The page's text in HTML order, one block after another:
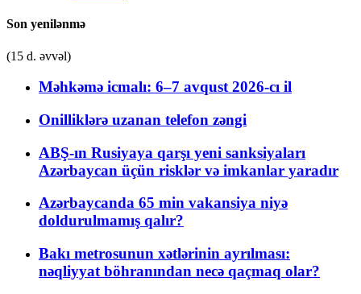
Son yenilənmə
(15 d. əvvəl)
Məhkəmə icmalı: 6–7 avqust 2026-cı il
Onilliklərə uzanan telefon zəngi
ABŞ-ın Rusiyaya qarşı yeni sanksiyaları
Azərbaycan üçün risklər və imkanlar yaradır
Azərbaycanda 65 min vakansiya niyə
doldurulmamış qalır?
Bakı metrosunun xətlərinin ayrılması:
nəqliyyat böhranından necə qaçmaq olar?